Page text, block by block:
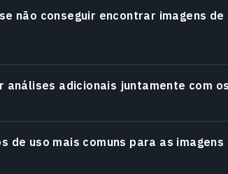
não conseguir encontrar imagens
análises adicionais juntamente com
de uso mais comuns para as imagens